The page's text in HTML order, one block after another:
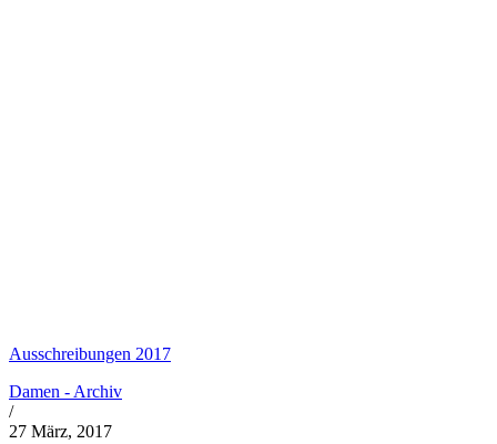
Ausschreibungen 2017
Damen - Archiv
/
27 März, 2017